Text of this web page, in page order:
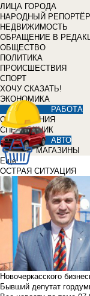
ЛИЦА ГОРОДА
НАРОДНЫЙ РЕПОРТЁР
НЕДВИЖИМОСТЬ
ОБРАЩЕНИЕ В
ОБЩЕСТВО
ПОЛИТИКА
ПРОИСШЕСТВИЯ
СПОРТ
ХОЧУ СКАЗАТЬ!
ЭКОНОМИКА
РАБОТА
ОБЪЯВЛЕНИЯ
СПРАВОЧНИК
АВТО
МАГАЗИНЫ
Еще
ОСТРАЯ СИТУАЦИЯ
Новочеркасского
Бывший депутат